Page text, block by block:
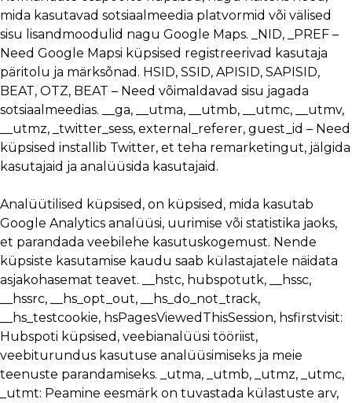
mida kasutavad sotsiaalmeedia platvormid või välised
sisu lisandmoodulid nagu Google Maps. _NID, _PREF –
Need Google Mapsi küpsised registreerivad kasutaja
päritolu ja märksõnad. HSID, SSID, APISID, SAPISID,
BEAT, OTZ, BEAT – Need võimaldavad sisu jagada
sotsiaalmeedias. __ga, __utma, __utmb, __utmc, __utmv,
__utmz, _twitter_sess, external_referer, guest_id – Need
küpsised installib Twitter, et teha remarketingut, jälgida
kasutajaid ja analüüsida kasutajaid.
Analüütilised küpsised, on küpsised, mida kasutab
Google Analytics analüüsi, uurimise või statistika jaoks,
et parandada veebilehe kasutuskogemust. Nende
küpsiste kasutamise kaudu saab külastajatele näidata
asjakohasemat teavet. __hstc, hubspotutk, __hssc,
__hssrc, __hs_opt_out, __hs_do_not_track,
__hs_testcookie, hsPagesViewedThisSession, hsfirstvisit:
Hubspoti küpsised, veebianalüüsi tööriist,
veebiturundus kasutuse analüüsimiseks ja meie
teenuste parandamiseks. _utma, _utmb, _utmz, _utmc,
_utmt: Peamine eesmärk on tuvastada külastuste arv,